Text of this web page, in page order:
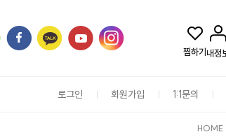
찜하기내정
로그인 회원가입 1:1문의
HOME